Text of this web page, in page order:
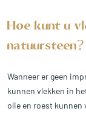
Hoe kunt u
natuursteen?
Wanneer er geen
kunnen vlekken in
olie en roest kunnen